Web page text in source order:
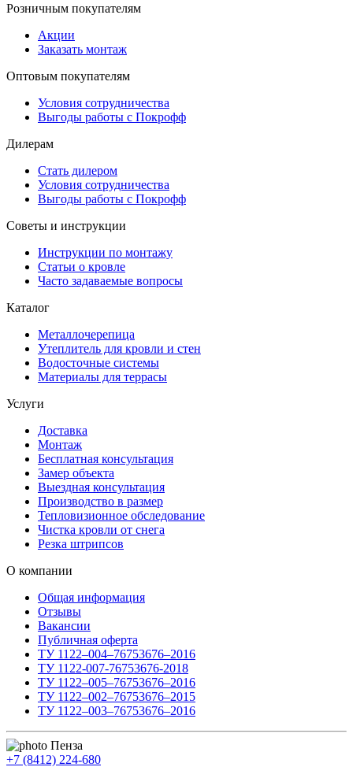
Розничным покупателям
Акции
Заказать монтаж
Оптовым покупателям
Условия сотрудничества
Выгоды работы с Покрофф
Дилерам
Стать дилером
Условия сотрудничества
Выгоды работы с Покрофф
Советы и инструкции
Инструкции по монтажу
Статьи о кровле
Часто задаваемые вопросы
Каталог
Металлочерепица
Утеплитель для кровли и стен
Водосточные системы
Материалы для террасы
Услуги
Доставка
Монтаж
Бесплатная консультация
Замер объекта
Выездная консультация
Производство в размер
Тепловизионное обследование
Чистка кровли от снега
Резка штрипсов
О компании
Общая информация
Отзывы
Вакансии
Публичная оферта
ТУ 1122–004–76753676–2016
ТУ 1122-007-76753676-2018
ТУ 1122–005–76753676–2016
ТУ 1122–002–76753676–2015
ТУ 1122–003–76753676–2016
Пенза
+7 (8412) 224-680